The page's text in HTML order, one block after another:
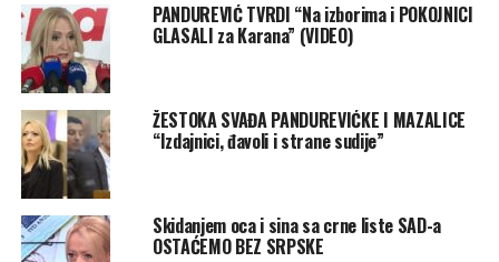
PANDUREVIĆ TVRDI “Na izborima i POKOJNICI
GLASALI za Karana” (VIDEO)
ŽESTOKA SVAĐA PANDUREVIĆKE I MAZALICE
“Izdajnici, đavoli i strane sudije”
Skidanjem oca i sina sa crne liste SAD-a
OSTAĆEMO BEZ SRPSKE